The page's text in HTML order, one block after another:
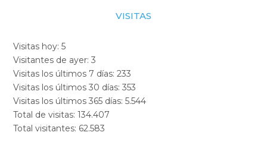
VISITAS
Visitas hoy:5
Visitantes de ayer:3
Visitas los últimos 7 días:233
Visitas los últimos 30 días:353
Visitas los últimos 365 días:5.544
Total de visitas:134.407
Total visitantes: 62.583